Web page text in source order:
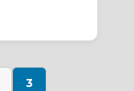
3